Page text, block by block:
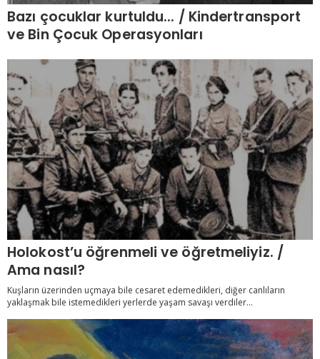
Bazı çocuklar kurtuldu... / Kindertransport
ve Bin Çocuk Operasyonları
Holokost’u öğrenmeli ve öğretmeliyiz. /
Ama nasıl?
Kuşların üzerinden uçmaya bile cesaret edemedikleri, diğer canlıların
yaklaşmak bile istemedikleri yerlerde yaşam savaşı verdiler...